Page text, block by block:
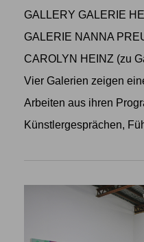
GALLERY GALERIE
GALERIE NANNA
CAROLYN HEINZ (zu
Vier Galerien zeigen
Arbeiten aus ihren
Künstlergesprächen,